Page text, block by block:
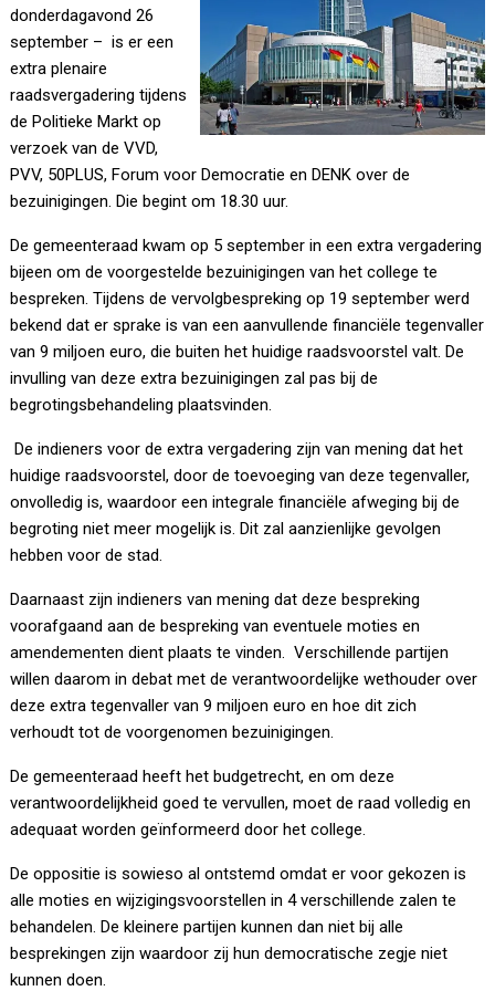
donderdagavond 26
september – is er een
extra plenaire
raadsvergadering tijdens
de Politieke Markt op
verzoek van de VVD,
PVV, 50PLUS, Forum voor Democratie en DENK over de
bezuinigingen. Die begint om 18.30 uur.
De gemeenteraad kwam op 5 september in een extra vergadering
bijeen om de voorgestelde bezuinigingen van het college te
bespreken. Tijdens de vervolgbespreking op 19 september werd
bekend dat er sprake is van een aanvullende financiële tegenvaller
van 9 miljoen euro, die buiten het huidige raadsvoorstel valt. De
invulling van deze extra bezuinigingen zal pas bij de
begrotingsbehandeling plaatsvinden.
De indieners voor de extra vergadering zijn van mening dat het
huidige raadsvoorstel, door de toevoeging van deze tegenvaller,
onvolledig is, waardoor een integrale financiële afweging bij de
begroting niet meer mogelijk is. Dit zal aanzienlijke gevolgen
hebben voor de stad.
Daarnaast zijn indieners van mening dat deze bespreking
voorafgaand aan de bespreking van eventuele moties en
amendementen dient plaats te vinden. Verschillende partijen
willen daarom in debat met de verantwoordelijke wethouder over
deze extra tegenvaller van 9 miljoen euro en hoe dit zich
verhoudt tot de voorgenomen bezuinigingen.
De gemeenteraad heeft het budgetrecht, en om deze
verantwoordelijkheid goed te vervullen, moet de raad volledig en
adequaat worden geïnformeerd door het college.
De oppositie is sowieso al ontstemd omdat er voor gekozen is
alle moties en wijzigingsvoorstellen in 4 verschillende zalen te
behandelen. De kleinere partijen kunnen dan niet bij alle
besprekingen zijn waardoor zij hun democratische zegje niet
kunnen doen.